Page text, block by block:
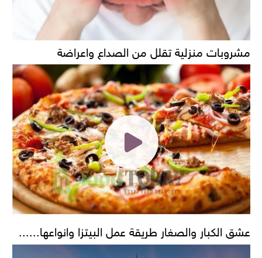
مشروبات منزلية تقلل من الصداع واعراضة
عشق الكبار والصغار طريقة عمل البيتزا وانواعها......